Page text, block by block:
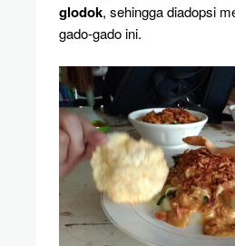
glodok, sehingga diadopsi
gado-gado ini.